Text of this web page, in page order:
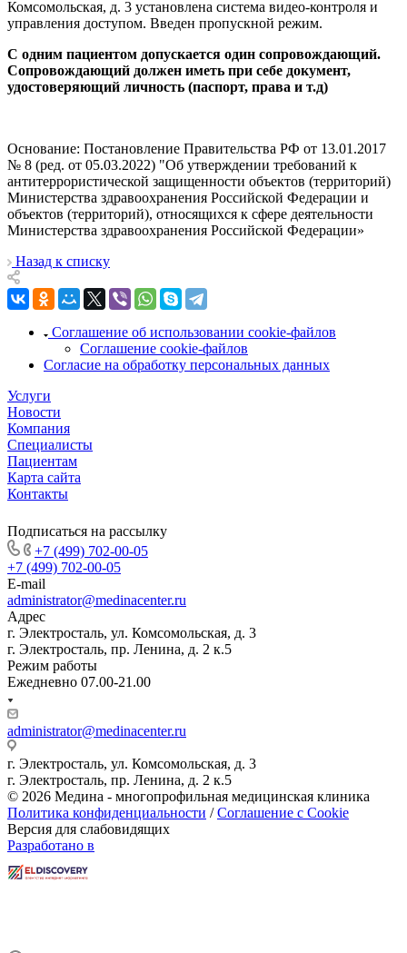
Комсомольская, д. 3 установлена система видео-контроля и
управления доступом. Введен пропускной режим.
С одним пациентом допускается один сопровождающий.
Сопровождающий должен иметь при себе документ,
удостоверяющий личность (паспорт, права и т.д)
Основание: Постановление Правительства РФ от 13.01.2017
№ 8 (ред. от 05.03.2022) "Об утверждении требований к
антитеррористической защищенности объектов (территорий)
Министерства здравоохранения Российской Федерации и
объектов (территорий), относящихся к сфере деятельности
Министерства здравоохранения Российской Федерации»
Назад к списку
Соглашение об использовании cookie-файлов
Соглашение cookie-файлов
Согласие на обработку персональных данных
Услуги
Новости
Компания
Специалисты
Пациентам
Карта сайта
Контакты
Подписаться на рассылку
+7 (499) 702-00-05
+7 (499) 702-00-05
E-mail
administrator@medinacenter.ru
Адрес
г. Электросталь, ул. Комсомольская, д. 3
г. Электросталь, пр. Ленина, д. 2 к.5
Режим работы
Ежедневно 07.00-21.00
administrator@medinacenter.ru
г. Электросталь, ул. Комсомольская, д. 3
г. Электросталь, пр. Ленина, д. 2 к.5
© 2026 Медина - многопрофильная медицинская клиника
Политика конфиденциальности /Соглашение с Cookie
Версия для слабовидящих
Разработано в